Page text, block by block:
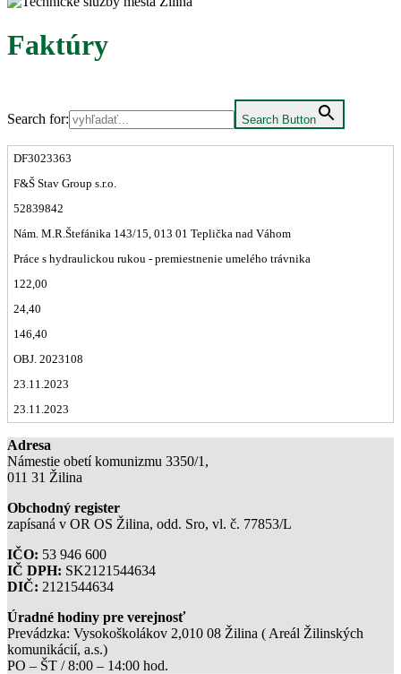
Faktúry
Search for: Search Button
DF3023363
F&Š Stav Group s.r.o.
52839842
Nám. M.R.Štefánika 143/15, 013 01 Teplička nad Váhom
Práce s hydraulickou rukou - premiestnenie umelého trávnika
122,00
24,40
146,40
OBJ. 2023108
23.11.2023
23.11.2023
Adresa
Námestie obetí komunizmu 3350/1,
011 31 Žilina
Obchodný register
zapísaná v OR OS Žilina, odd. Sro, vl. č. 77853/L
IČO: 53 946 600
IČ DPH: SK2121544634
DIČ: 2121544634
Úradné hodiny pre verejnosť
Prevádzka: Vysokoškolákov 2,010 08 Žilina ( Areál Žilinských
komunikácií, a.s.)
PO – ŠT / 8:00 – 14:00 hod.